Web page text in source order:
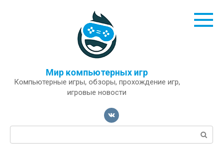
Мир компьютерных игр
Компьютерные игры, обзоры, прохождение игр,
игровые новости
Поиск: